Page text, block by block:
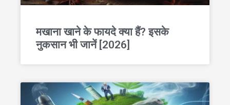
मखाना खाने के फायदे क्या हैं? इसके
नुकसान भी जानें [2026]